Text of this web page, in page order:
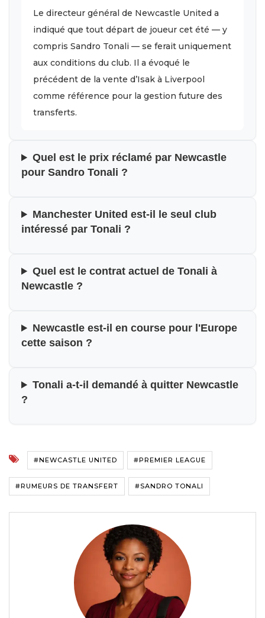
Le directeur général de Newcastle United a
indiqué que tout départ de joueur cet été — y
compris Sandro Tonali — se ferait uniquement
aux conditions du club. Il a évoqué le
précédent de la vente d’Isak à Liverpool
comme référence pour la gestion future des
transferts.
Quel est le prix réclamé par Newcastle
pour Sandro Tonali ?
Manchester United est-il le seul club
intéressé par Tonali ?
Quel est le contrat actuel de Tonali à
Newcastle ?
Newcastle est-il en course pour l'Europe
cette saison ?
Tonali a-t-il demandé à quitter Newcastle
?
#NEWCASTLE UNITED #PREMIER LEAGUE
#RUMEURS DE TRANSFERT #SANDRO TONALI